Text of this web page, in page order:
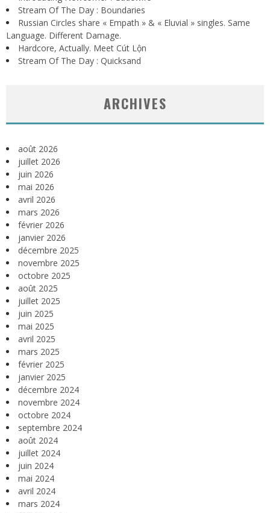
Stream Of The Day : Boundaries
Russian Circles share « Empath » & « Eluvial » singles. Same
Language. Different Damage.
Hardcore, Actually. Meet Cút Lộn
Stream Of The Day : Quicksand
ARCHIVES
août 2026
juillet 2026
juin 2026
mai 2026
avril 2026
mars 2026
février 2026
janvier 2026
décembre 2025
novembre 2025
octobre 2025
août 2025
juillet 2025
juin 2025
mai 2025
avril 2025
mars 2025
février 2025
janvier 2025
décembre 2024
novembre 2024
octobre 2024
septembre 2024
août 2024
juillet 2024
juin 2024
mai 2024
avril 2024
mars 2024